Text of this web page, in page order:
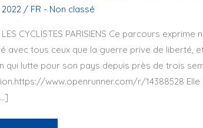
/ FR - Non classé
CYCLISTES PARISIENS Ce parcours
avec tous ceux que la guerre prive de liberté,
qui lutte pour son pays depuis près de trois
www.openrunner.com/r/14388528